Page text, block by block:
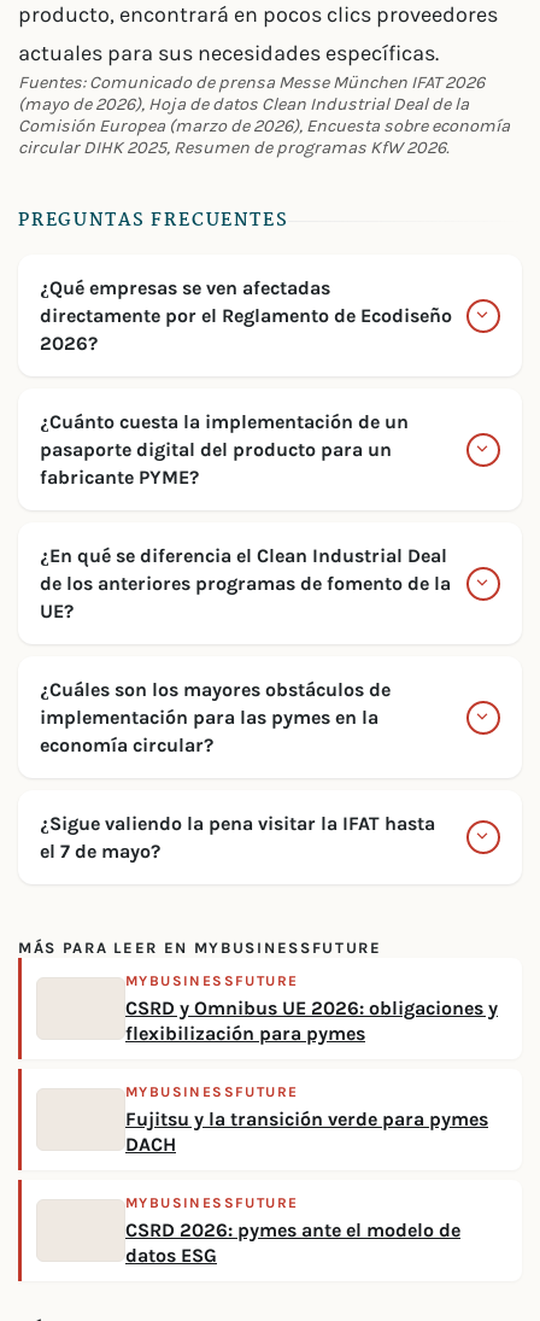
producto, encontrará en pocos clics proveedores
actuales para sus necesidades específicas.
Fuentes: Comunicado de prensa Messe München IFAT 2026
(mayo de 2026), Hoja de datos Clean Industrial Deal de la
Comisión Europea (marzo de 2026), Encuesta sobre economía
circular DIHK 2025, Resumen de programas KfW 2026.
PREGUNTAS FRECUENTES
¿Qué empresas se ven afectadas
directamente por el Reglamento de Ecodiseño
2026?
¿Cuánto cuesta la implementación de un
pasaporte digital del producto para un
fabricante PYME?
¿En qué se diferencia el Clean Industrial Deal
de los anteriores programas de fomento de la
UE?
¿Cuáles son los mayores obstáculos de
implementación para las pymes en la
economía circular?
¿Sigue valiendo la pena visitar la IFAT hasta
el 7 de mayo?
MÁS PARA LEER EN MYBUSINESSFUTURE
MYBUSINESSFUTURE
CSRD y Omnibus UE 2026: obligaciones y
flexibilización para pymes
MYBUSINESSFUTURE
Fujitsu y la transición verde para pymes
DACH
MYBUSINESSFUTURE
CSRD 2026: pymes ante el modelo de
datos ESG